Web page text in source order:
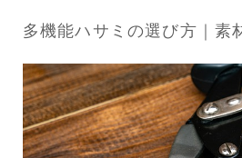
多機能ハサミの選び方｜素